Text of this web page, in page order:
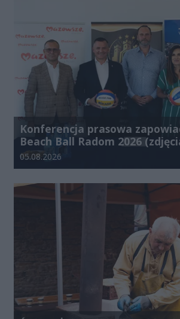
Konferencja prasowa
Beach Ball Radom 2026
Data dodania galerii:
05.08.2026